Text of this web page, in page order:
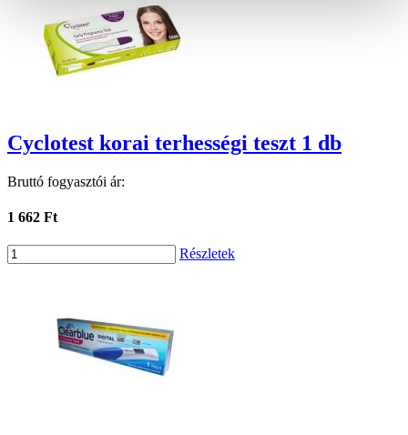
Cyclotest korai terhességi teszt 1 db
Bruttó fogyasztói ár:
1 662 Ft
Részletek